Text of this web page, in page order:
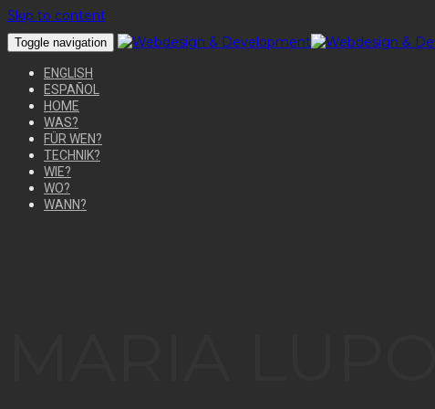
Skip to content
Toggle navigation
ENGLISH
ESPAÑOL
HOME
WAS?
FÜR WEN?
TECHNIK?
WIE?
WO?
WANN?